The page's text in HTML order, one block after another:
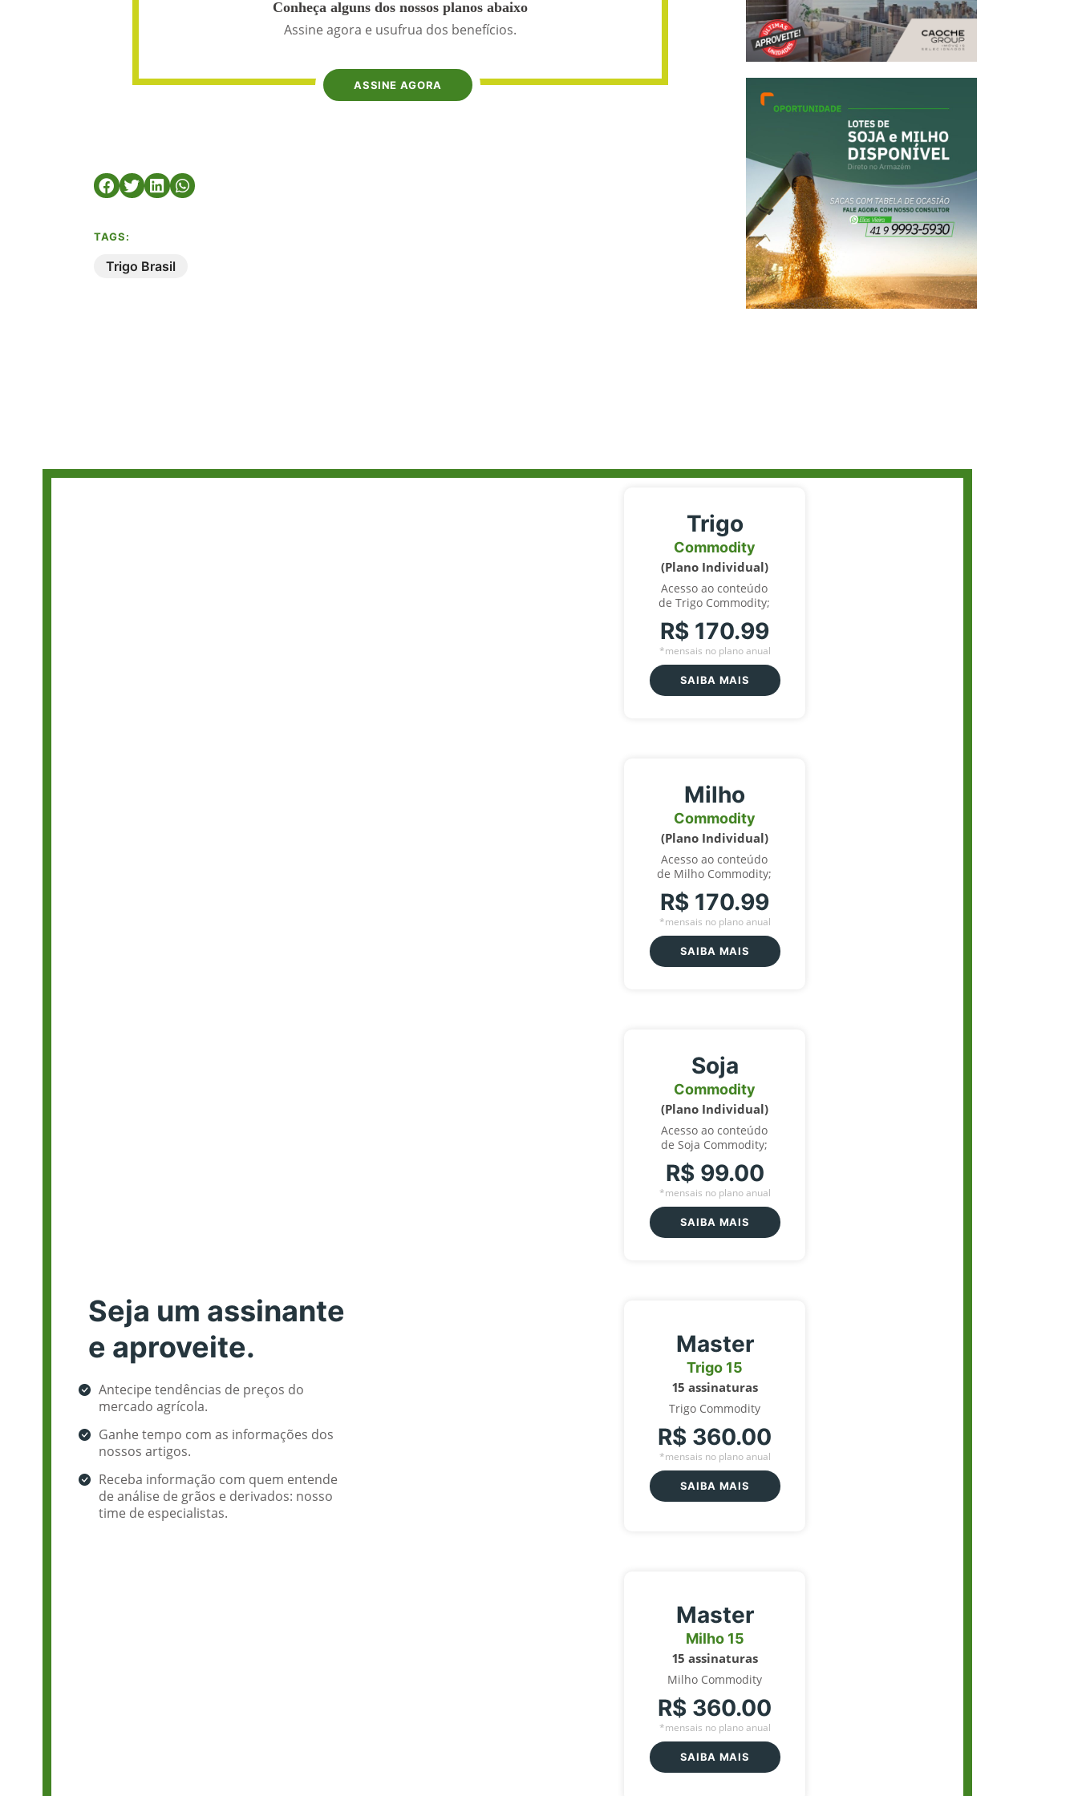
Conheça alguns dos nossos planos abaixo
Assine agora e usufrua dos benefícios.
ASSINE AGORA
TAGS:
Trigo Brasil
Seja um assinante
e aproveite.
Antecipe tendências de preços do
mercado agrícola.
Ganhe tempo com as informações dos
nossos artigos.
Receba informação com quem entende
de análise de grãos e derivados: nosso
time de especialistas.
Trigo
Commodity
(Plano Individual)
Acesso ao conteúdo
de Trigo Commodity;
R$ 170.99
*mensais no plano anual
SAIBA MAIS
Milho
Commodity
(Plano Individual)
Acesso ao conteúdo
de Milho Commodity;
R$ 170.99
*mensais no plano anual
SAIBA MAIS
Soja
Commodity
(Plano Individual)
Acesso ao conteúdo
de Soja Commodity;
R$ 99.00
*mensais no plano anual
SAIBA MAIS
Master
Trigo 15
15 assinaturas
Trigo Commodity
R$ 360.00
*mensais no plano anual
SAIBA MAIS
Master
Milho 15
15 assinaturas
Milho Commodity
R$ 360.00
*mensais no plano anual
SAIBA MAIS